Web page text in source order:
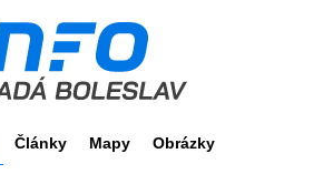
Články Mapy Obrázky